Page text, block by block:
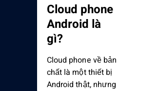
Cloud phone
Android là
gì?
Cloud phone về bản
chất là một thiết bị
Android thật, nhưng